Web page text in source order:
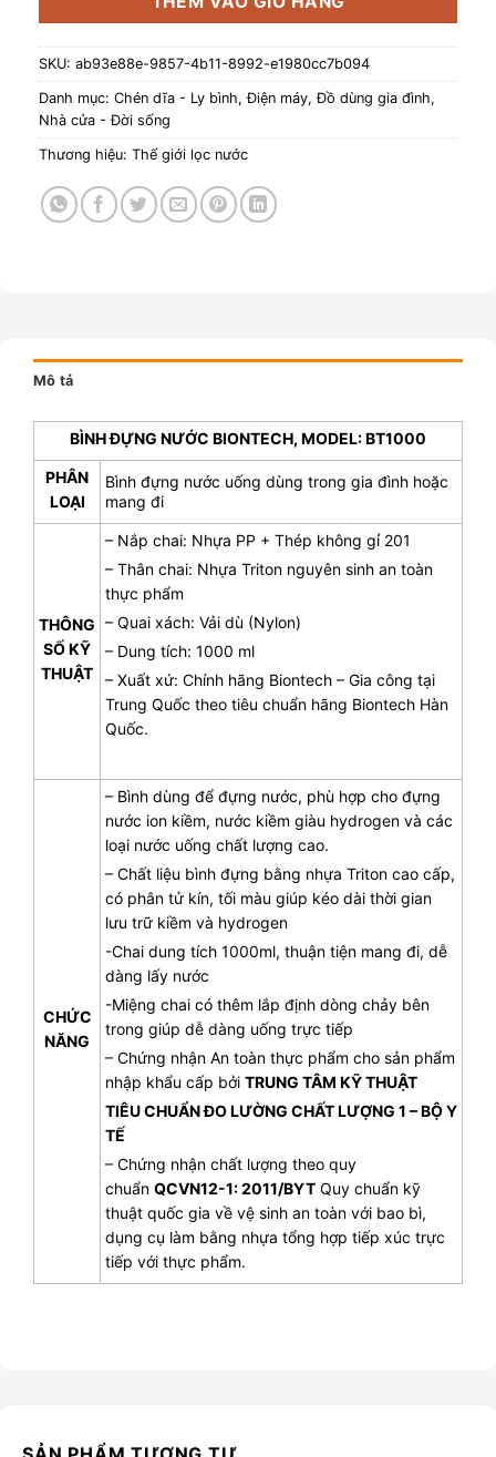
SKU: ab93e88e-9857-4b11-8992-e1980cc7b094
Danh mục: Chén dĩa - Ly bình,Điện máy,Đồ dùng gia đình,
Nhà cửa - Đời sống
Thương hiệu: Thế giới lọc nước
Mô tả
BÌNH ĐỰNG NƯỚC BIONTECH, MODEL: BT1000
PHÂN
LOẠI
Bình đựng nước uống dùng trong gia đình hoặc
mang đi
THÔNG
SỐ KỸ
THUẬT
– Nắp chai: Nhựa PP + Thép không gỉ 201
– Thân chai: Nhựa Triton nguyên sinh an toàn
thực phẩm
– Quai xách: Vải dù (Nylon)
– Dung tích: 1000 ml
– Xuất xứ: Chính hãng Biontech – Gia công tại
Trung Quốc theo tiêu chuẩn hãng Biontech Hàn
Quốc.
CHỨC
NĂNG
– Bình dùng để đựng nước, phù hợp cho đựng
nước ion kiềm, nước kiềm giàu hydrogen và các
loại nước uống chất lượng cao.
– Chất liệu bình đựng bằng nhựa Triton cao cấp,
có phân tử kín, tối màu giúp kéo dài thời gian
lưu trữ kiềm và hydrogen
-Chai dung tích 1000ml, thuận tiện mang đi, dễ
dàng lấy nước
-Miệng chai có thêm lắp định dòng chảy bên
trong giúp dễ dàng uống trực tiếp
– Chứng nhận An toàn thực phẩm cho sản phẩm
nhập khẩu cấp bởi TRUNG TÂM KỸ THUẬT
TIÊU CHUẨN ĐO LƯỜNG CHẤT LƯỢNG 1 – BỘ Y
TẾ
– Chứng nhận chất lượng theo quy
chuẩn QCVN12-1: 2011/BYT Quy chuẩn kỹ
thuật quốc gia về vệ sinh an toàn với bao bì,
dụng cụ làm bằng nhựa tổng hợp tiếp xúc trực
tiếp với thực phẩm.